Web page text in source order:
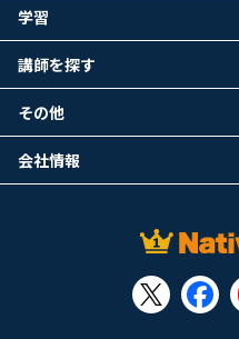
学習
講師を探す
その他
会社情報